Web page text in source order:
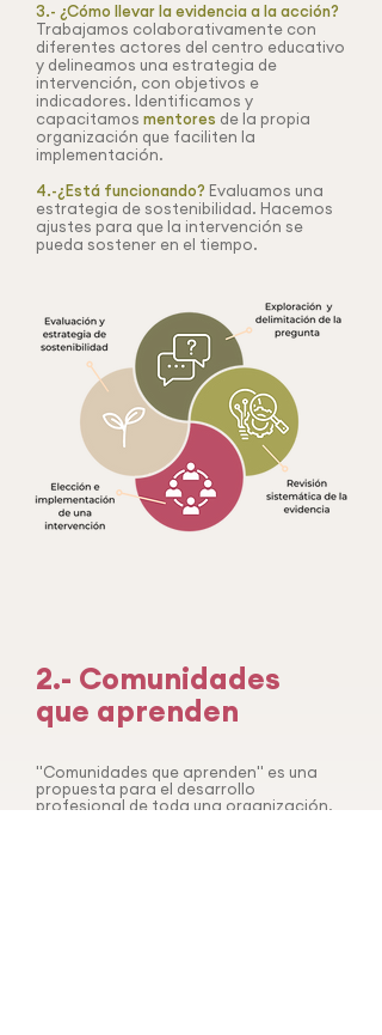
3.- ¿Cómo llevar la evidencia a la acción?
Trabajamos colaborativamente con
diferentes actores del centro educativo
y delineamos una estrategia de
intervención, con objetivos e
indicadores. Identificamos y
capacitamos mentores de la propia
organización que faciliten la
implementación.
4.-¿Está funcionando? Evaluamos una
estrategia de sostenibilidad. Hacemos
ajustes para que la intervención se
pueda sostener en el tiempo.
2.- Comunidades
que aprenden
"Comunidades que aprenden" es una
propuesta para el desarrollo
profesional de toda una organización,